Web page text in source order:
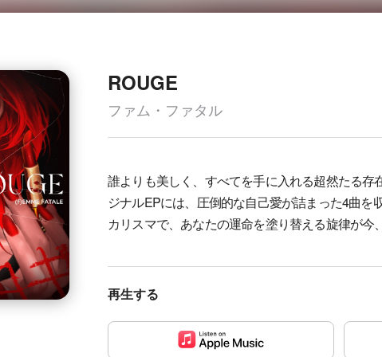
ROUGE
ファム・ファタル
誰よりも美しく、すべてを手に入れる超然たる存
ジナルEPには、圧倒的な自己愛が詰まった4曲を
カリスマで、あなたの運命を塗り替える旋律が今
再生する